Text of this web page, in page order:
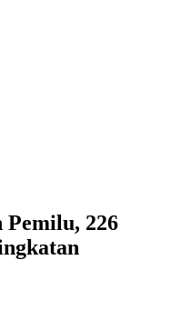
Pemilu, 226